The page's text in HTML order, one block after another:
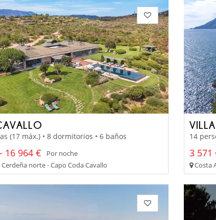
(17 máx.) • 8 dormitorios • 6 baños
16 964 €
Por noche
norte - Capo Coda Cavallo
14
3 571
Costa